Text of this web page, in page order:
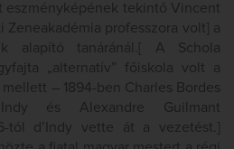
eszményképének tekintő Vincent
Zeneakadémia professzora volt] a
alapító tanáránál.[ A Schola
„alternatív” főiskola volt a
– 1894-ben Charles Bordes
és Alexandre Guilmant
tól d’Indy vette át a vezetést.]